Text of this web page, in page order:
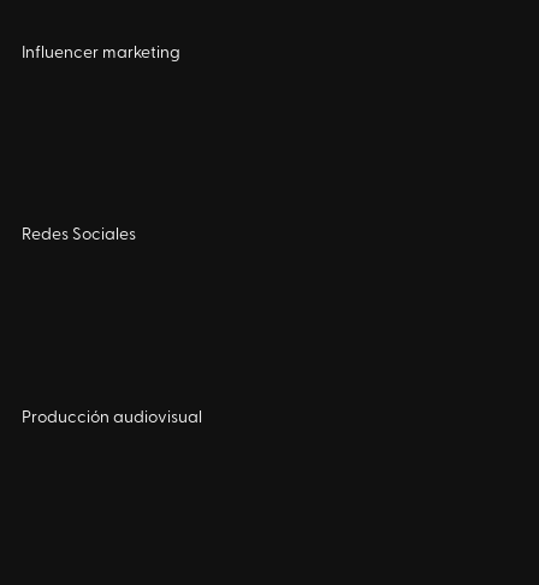
Influencer marketing
Redes Sociales
Producción audiovisual